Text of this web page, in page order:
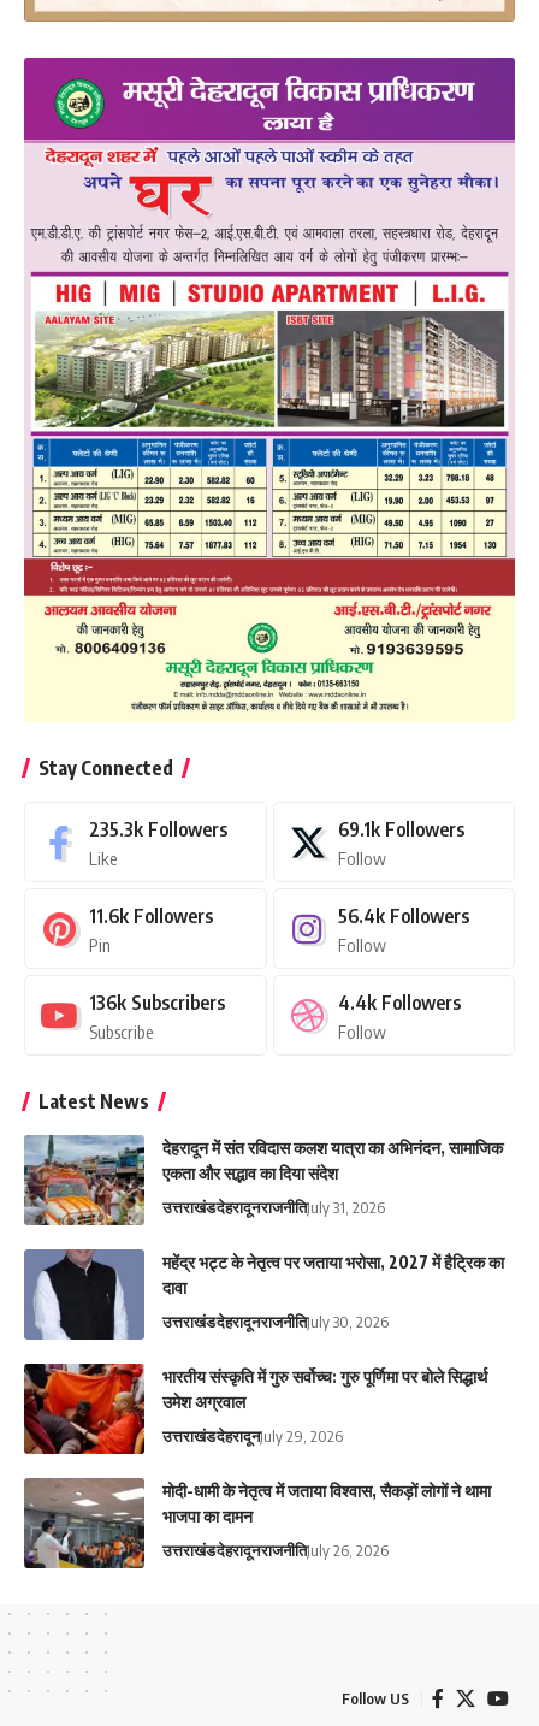
Stay Connected
235.3k Followers
Like
69.1k Followers
Follow
11.6k Followers
Pin
56.4k Followers
Follow
136k Subscribers
Subscribe
4.4k Followers
Follow
Latest News
देहरादून में संत रविदास कलश यात्रा का अभिनंदन, सामाजिक
एकता और सद्भाव का दिया संदेश
उत्तराखंडदेहरादूनराजनीतिJuly 31, 2026
महेंद्र भट्ट के नेतृत्व पर जताया भरोसा, 2027 में हैट्रिक का
दावा
उत्तराखंडदेहरादूनराजनीतिJuly 30, 2026
भारतीय संस्कृति में गुरु सर्वोच्च: गुरु पूर्णिमा पर बोले सिद्धार्थ
उमेश अग्रवाल
उत्तराखंडदेहरादूनJuly 29, 2026
मोदी-धामी के नेतृत्व में जताया विश्वास, सैकड़ों लोगों ने थामा
भाजपा का दामन
उत्तराखंडदेहरादूनराजनीतिJuly 26, 2026
Follow US